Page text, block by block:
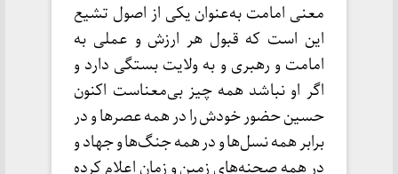
معنی امامت به‌عنوان یکی از اصول تشیع
این است که قبول هر ارزش و عملی به
امامت و رهبری و به ولایت بستگی دارد و
اگر او نباشد همه چیز بی‌معناست اکنون
حسین حضور خودش را در همه عصرها و در
برابر همه نسل‌ها و در همه جنگ‌ها و جهاد و
در همه صحنه‌های زمین و زمان اعلام کرده